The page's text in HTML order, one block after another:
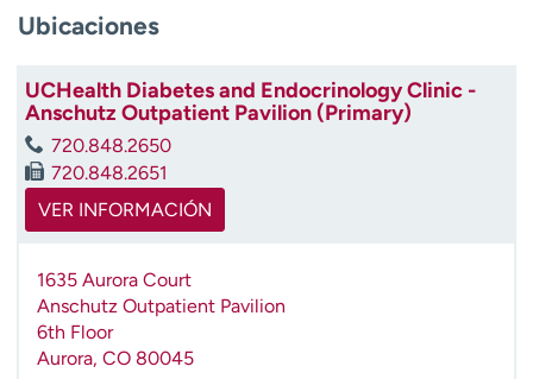
d
a
e
a
e
n
c
Ubicaciones
UCHealth Diabetes and Endocrinology Clinic -
Anschutz Outpatient Pavilion (Primary)
720.848.2650
720.848.2651
VER INFORMACIÓN
1635 Aurora Court
Anschutz Outpatient Pavilion
6th Floor
Aurora, CO 80045